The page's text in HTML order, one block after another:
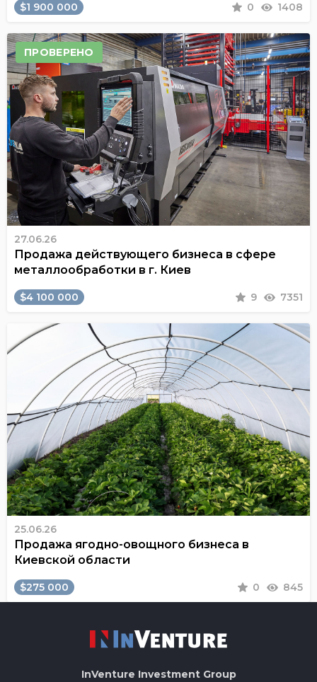
$1 900 000 0 1408
ПРОВЕРЕНО
27.06.26
Продажа действующего бизнеса в сфере
металлообработки в г. Киев
$4 100 000 9 7351
25.06.26
Продажа ягодно-овощного бизнеса в
Киевской области
$275 000 0 845
InVenture Investment Group